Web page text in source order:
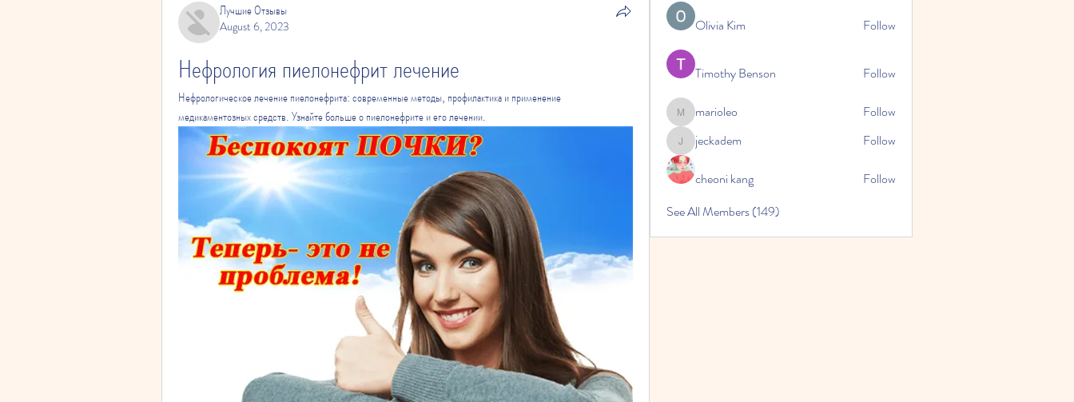
Лучшие Отзывы
August 6, 2023
Нефрология пиелонефрит лечение
Нефрологическое лечение пиелонефрита: современные методы, профилактика и применение
медикаментозных средств. Узнайте больше о пиелонефрите и его лечении.
Olivia Kim
Follow
Timothy Benson Follow
marioleomarioleo Follow
jeckadem
jeckadem Follow
cheoni kang
Follow
See All Members (149)